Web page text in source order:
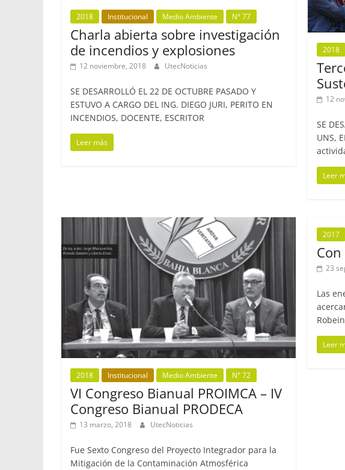
2018 Institucional Medio Ambiente N° 77
Charla abierta sobre investigación
de incendios y explosiones
12 noviembre, 2018 UtecNoticias
SE DESARROLLÓ EL 22 DE OCTUBRE PASADO Y
ESTUVO A CARGO DEL ING. DIEGO JURI, PERITO EN
INCENDIOS, DOCENTE, ESCRITOR
Leer más
2018
12
SE
UNS,
Leer
2018 Institucional Medio Ambiente N° 72
VI Congreso Bianual PROIMCA – IV
Congreso Bianual PRODECA
13 marzo, 2018 UtecNoticias
Fue Sexto Congreso del Proyecto Integrador para la
Mitigación de la Contaminación Atmosférica
2017
23
Las
Leer